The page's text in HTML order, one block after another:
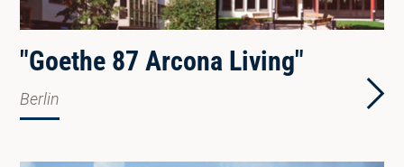
"Goethe 87 Arcona Living"
Berlin